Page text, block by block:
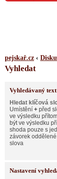
pejskař.cz ‹
Vyhledat
Vyhledávaný text
Hledat klíčová
Umístění + před
ve výsledku
být ve výsledku
shoda pouze s
závorek
slova
Nastavení